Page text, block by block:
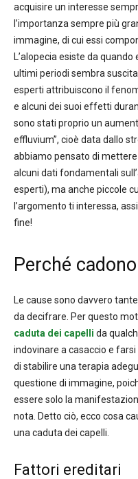
acquisire un interesse
l’importanza sempre più
immagine, di cui essi
L’alopecia esiste da quando
ultimi periodi sembra
esperti attribuiscono il
e alcuni dei suoi effetti
sono stati proprio un
effluvium”, cioè data dallo
abbiamo pensato di
alcuni dati fondamentali
esperti), ma anche piccole
l’argomento ti interessa,
fine!
Perché
Le cause sono davvero
da decifrare. Per questo
caduta dei capelli da
indovinare a casaccio e
di stabilire una terapia
questione di immagine,
essere solo la
nota. Detto ciò, ecco cosa
una caduta dei capelli.
Fattori ereditari